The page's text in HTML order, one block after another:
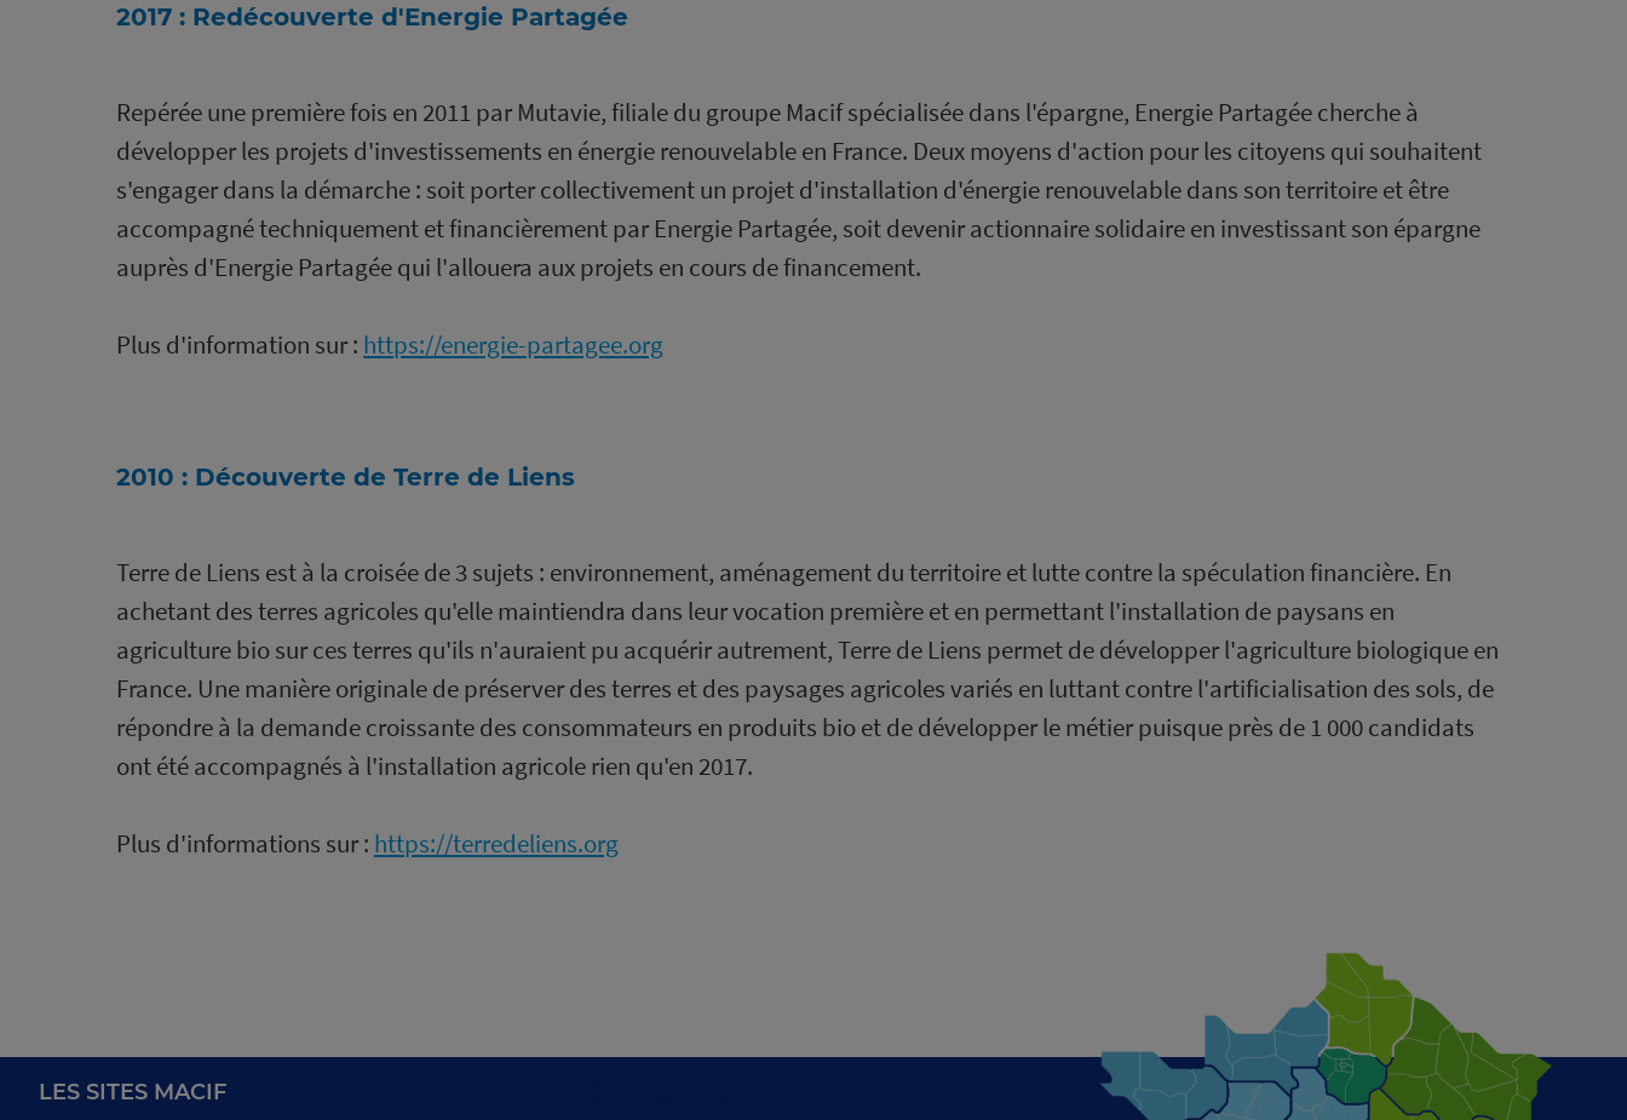
2017 : Redécouverte d'Energie Partagée
Repérée une première fois en 2011 par Mutavie, filiale du groupe Macif spécialisée dans l'épargne, Energie Partagée cherche à
développer les projets d'investissements en énergie renouvelable en France. Deux moyens d'action pour les citoyens qui souhaitent
s'engager dans la démarche : soit porter collectivement un projet d'installation d'énergie renouvelable dans son territoire et être
accompagné techniquement et financièrement par Energie Partagée, soit devenir actionnaire solidaire en investissant son épargne
auprès d'Energie Partagée qui l'allouera aux projets en cours de financement.
Plus d'information sur : https://energie-partagee.org
2010 : Découverte de Terre de Liens
Terre de Liens est à la croisée de 3 sujets : environnement, aménagement du territoire et lutte contre la spéculation financière. En
achetant des terres agricoles qu'elle maintiendra dans leur vocation première et en permettant l'installation de paysans en
agriculture bio sur ces terres qu'ils n'auraient pu acquérir autrement, Terre de Liens permet de développer l'agriculture biologique en
France. Une manière originale de préserver des terres et des paysages agricoles variés en luttant contre l'artificialisation des sols, de
répondre à la demande croissante des consommateurs en produits bio et de développer le métier puisque près de 1 000 candidats
ont été accompagnés à l'installation agricole rien qu'en 2017.
Plus d'informations sur : https://terredeliens.org
LES SITES MACIF